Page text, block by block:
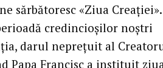
sărbătoresc «Ziua
credincioșilor noștri
darul neprețuit al
Papa Francisc a instituit